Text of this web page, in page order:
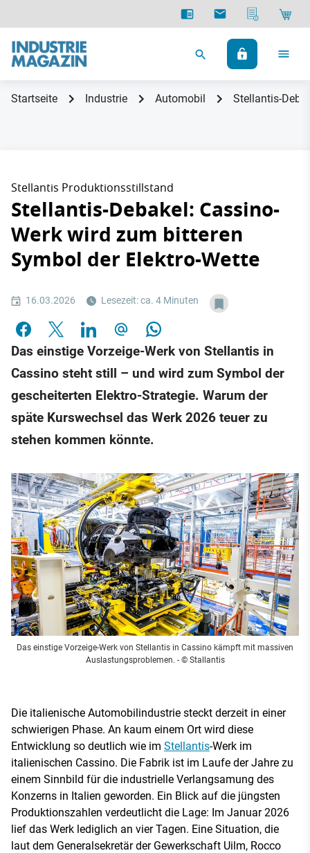
Startseite Industrie Automobil Stellantis-
Stellantis Produktionsstillstand
Stellantis-Debakel: Cassino-
Werk wird zum bitteren
Symbol der Elektro-Wette
16.03.2026 Lesezeit: ca. 4 Minuten
Das einstige Vorzeige-Werk von Stellantis in
Cassino steht still – und wird zum Symbol der
gescheiterten Elektro-Strategie. Warum der
späte Kurswechsel das Werk 2026 teuer zu
stehen kommen könnte.
Das einstige Vorzeige-Werk von Stellantis in Cassino kämpft mit massiven
Auslastungsproblemen. - © Stallantis
Die italienische Automobilindustrie steckt derzeit in einer
schwierigen Phase. An kaum einem Ort wird diese
Entwicklung so deutlich wie im Stellantis-Werk im
italienischen Cassino. Die Fabrik ist im Laufe der Jahre zu
einem Sinnbild für die industrielle Verlangsamung des
Konzerns in Italien geworden. Ein Blick auf die jüngsten
Produktionszahlen verdeutlicht die Lage: Im Januar 2026
lief das Werk lediglich an vier Tagen. Eine Situation, die
laut dem Generalsekretär der Gewerkschaft Uilm, Rocco